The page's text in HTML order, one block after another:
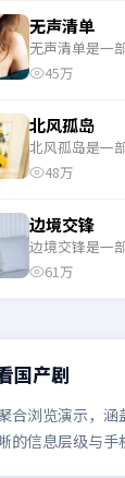
无声清单
无声清单是一
45万
北风孤岛
北风孤岛是一
48万
边境交锋
边境交锋是一
61万
国产剧
合浏览演示，
的信息层级与手